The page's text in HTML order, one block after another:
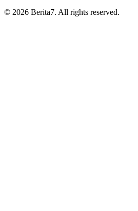
© 2026 Berita7. All rights reserved.